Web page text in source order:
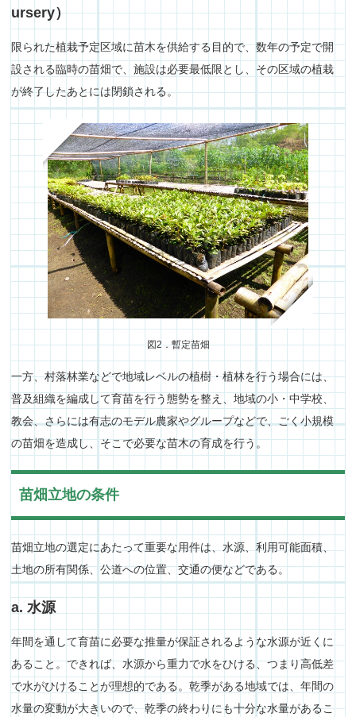
ursery）
限られた植栽予定区域に苗木を供給する目的で、数年の予定で開
設される臨時の苗畑で、施設は必要最低限とし、その区域の植栽
が終了したあとには閉鎖される。
図2．暫定苗畑
一方、村落林業などで地域レベルの植樹・植林を行う場合には、
普及組織を編成して育苗を行う態勢を整え、地域の小・中学校、
教会、さらには有志のモデル農家やグループなどで、ごく小規模
の苗畑を造成し、そこで必要な苗木の育成を行う。
苗畑立地の条件
苗畑立地の選定にあたって重要な用件は、水源、利用可能面積、
土地の所有関係、公道への位置、交通の便などである。
a. 水源
年間を通して育苗に必要な推量が保証されるような水源が近くに
あること。できれば、水源から重力で水をひける、つまり高低差
で水がひけることが理想的である。乾季がある地域では、年間の
水量の変動が大きいので、乾季の終わりにも十分な水量があるこ